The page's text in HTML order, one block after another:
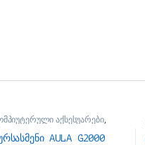
აქსესუარები,
AULA G2000